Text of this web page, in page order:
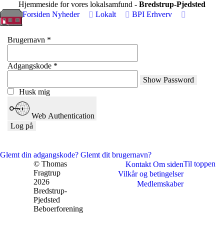
Hjemmeside for vores lokalsamfund - Bredstrup-Pjedsted
Forsiden Nyheder Lokalt BPI Erhverv
Brugernavn *
Adgangskode *
Show Password
Husk mig
Web Authentication
Log på
Glemt din adgangskode? Glemt dit brugernavn?
© Thomas
Fragtrup
2026
Bredstrup-
Pjedsted
Beboerforening
Kontakt Om siden
Vilkår og betingelser
Medlemskaber
Til toppen